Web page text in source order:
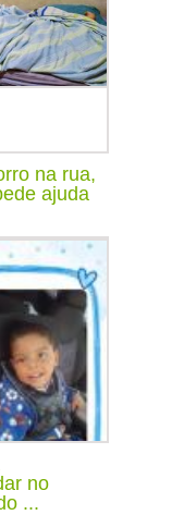
na rua,
ajuda
no
...